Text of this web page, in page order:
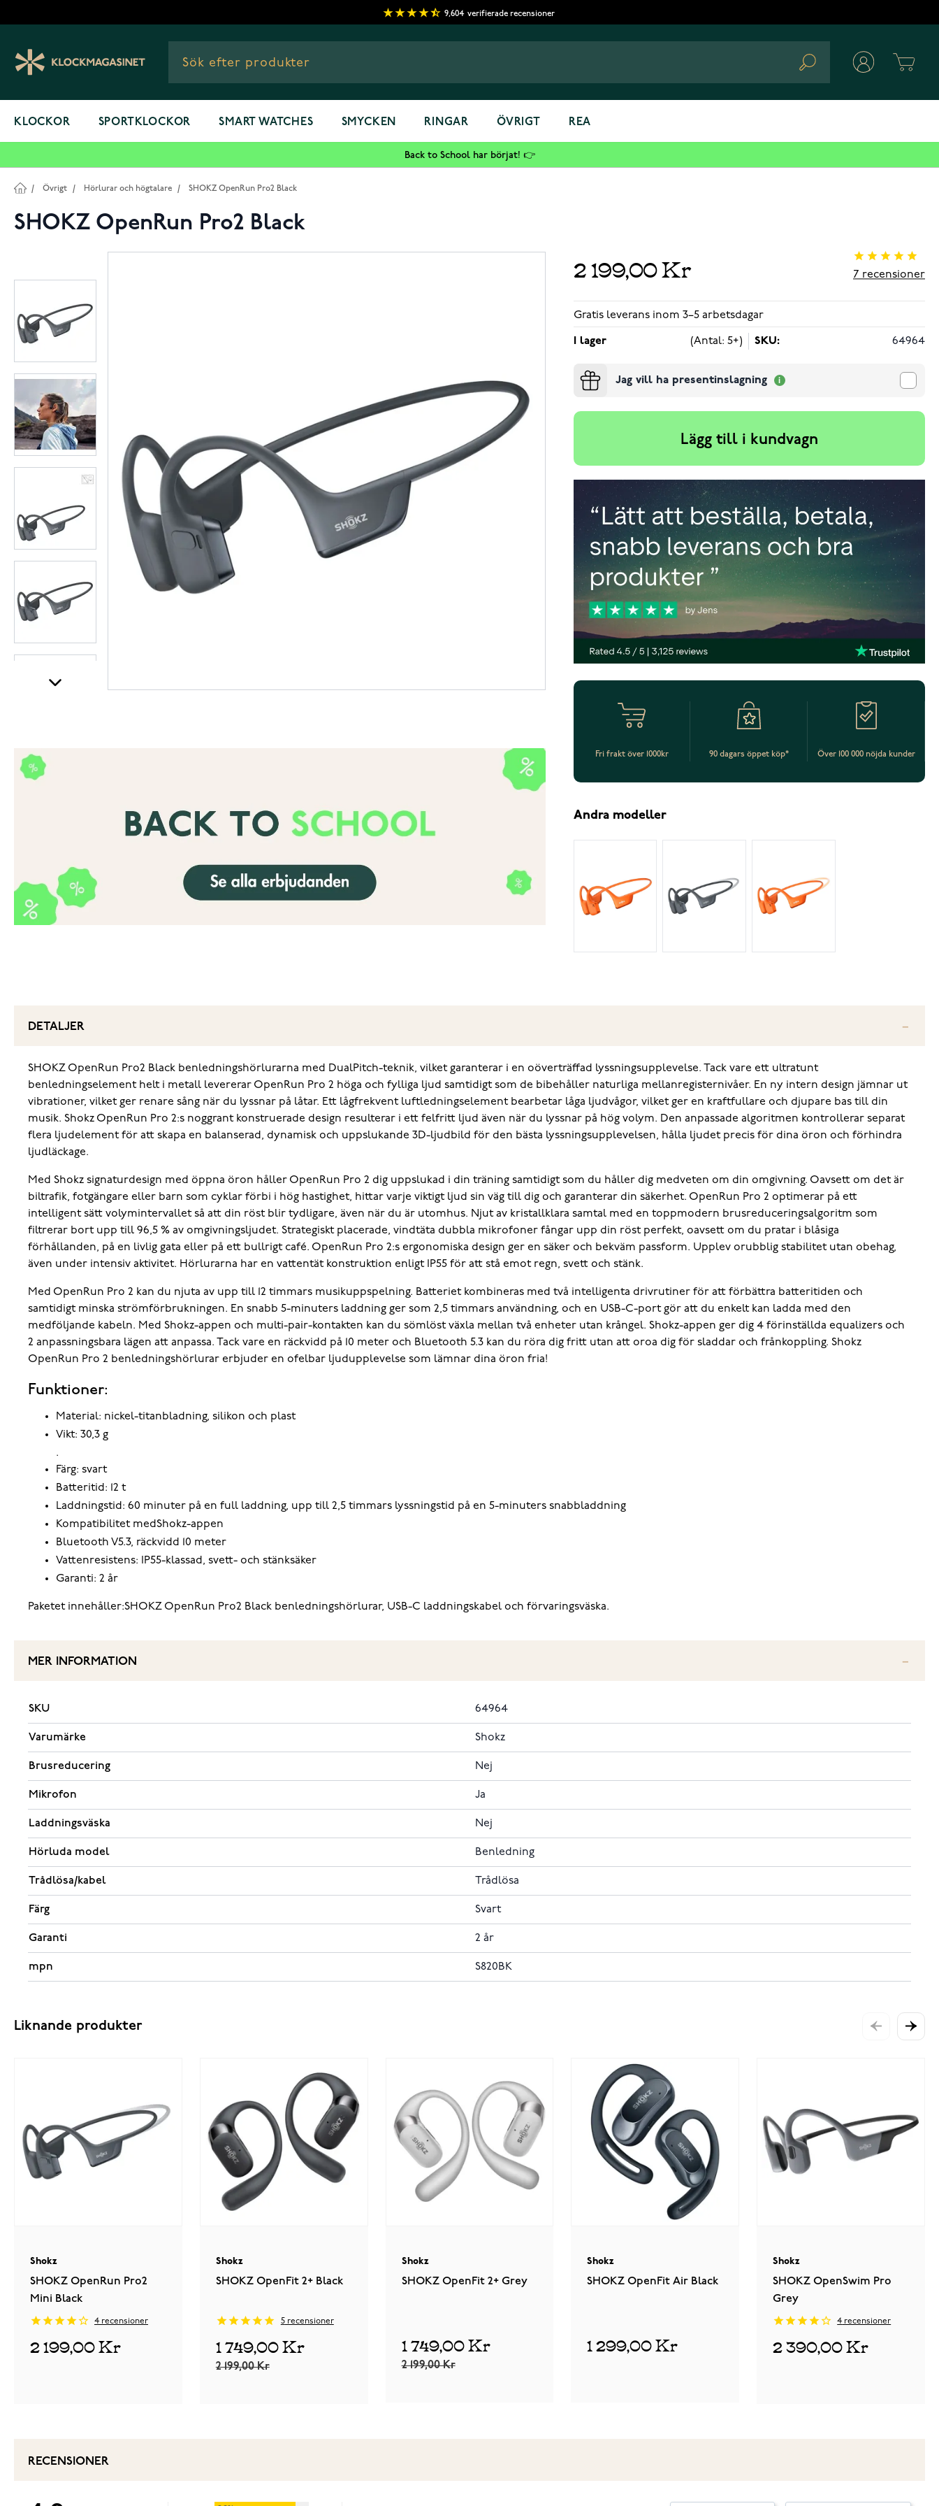
9,604 verifierade recensioner
Search
KLOCKOR SPORTKLOCKOR SMART WATCHES SMYCKEN RINGAR ÖVRIGT REA
Back to School har börjat! 👉
/ Övrigt / Hörlurar och högtalare / SHOKZ OpenRun Pro2 Black
SHOKZ OpenRun Pro2 Black
2 199,00 Kr 7 recensioner
Gratis leverans inom 3–5 arbetsdagar
I lager (Antal: 5+) SKU: 64964
Jag vill ha presentinslagning
Lägg till i kundvagn
Fri frakt över 1000kr 90 dagars öppet köp* Över 100 000 nöjda kunder
Andra modeller
DETALJER
SHOKZ OpenRun Pro2 Black benledningshörlurarna med DualPitch-teknik, vilket garanterar i en oöverträffad lyssningsupplevelse. Tack vare ett ultratunt
benledningselement helt i metall levererar OpenRun Pro 2 höga och fylliga ljud samtidigt som de bibehåller naturliga mellanregisternivåer. En ny intern design jämnar ut
vibrationer, vilket ger renare sång när du lyssnar på låtar. Ett lågfrekvent luftledningselement bearbetar låga ljudvågor, vilket ger en kraftfullare och djupare bas till din
musik. Shokz OpenRun Pro 2:s noggrant konstruerade design resulterar i ett felfritt ljud även när du lyssnar på hög volym. Den anpassade algoritmen kontrollerar separat
flera ljudelement för att skapa en balanserad, dynamisk och uppslukande 3D-ljudbild för den bästa lyssningsupplevelsen, hålla ljudet precis för dina öron och förhindra
ljudläckage.
Med Shokz signaturdesign med öppna öron håller OpenRun Pro 2 dig uppslukad i din träning samtidigt som du håller dig medveten om din omgivning. Oavsett om det är
biltrafik, fotgängare eller barn som cyklar förbi i hög hastighet, hittar varje viktigt ljud sin väg till dig och garanterar din säkerhet. OpenRun Pro 2 optimerar på ett
intelligent sätt volymintervallet så att din röst blir tydligare, även när du är utomhus. Njut av kristallklara samtal med en toppmodern brusreduceringsalgoritm som
filtrerar bort upp till 96,5 % av omgivningsljudet. Strategiskt placerade, vindtäta dubbla mikrofoner fångar upp din röst perfekt, oavsett om du pratar i blåsiga
förhållanden, på en livlig gata eller på ett bullrigt café. OpenRun Pro 2:s ergonomiska design ger en säker och bekväm passform. Upplev orubblig stabilitet utan obehag,
även under intensiv aktivitet. Hörlurarna har en vattentät konstruktion enligt IP55 för att stå emot regn, svett och stänk.
Med OpenRun Pro 2 kan du njuta av upp till 12 timmars musikuppspelning. Batteriet kombineras med två intelligenta drivrutiner för att förbättra batteritiden och
samtidigt minska strömförbrukningen. En snabb 5-minuters laddning ger som 2,5 timmars användning, och en USB-C-port gör att du enkelt kan ladda med den
medföljande kabeln. Med Shokz-appen och multi-pair-kontakten kan du sömlöst växla mellan två enheter utan krångel. Shokz-appen ger dig 4 förinställda equalizers och
2 anpassningsbara lägen att anpassa. Tack vare en räckvidd på 10 meter och Bluetooth 5.3 kan du röra dig fritt utan att oroa dig för sladdar och frånkoppling. Shokz
OpenRun Pro 2 benledningshörlurar erbjuder en ofelbar ljudupplevelse som lämnar dina öron fria!
Funktioner:
Material: nickel-titanbladning, silikon och plast
Vikt: 30,3 g
.
Färg: svart
Batteritid: 12 t
Laddningstid: 60 minuter på en full laddning, upp till 2,5 timmars lyssningstid på en 5-minuters snabbladdning
Kompatibilitet medShokz-appen
Bluetooth V5.3, räckvidd 10 meter
Vattenresistens: IP55-klassad, svett- och stänksäker
Garanti: 2 år
Paketet innehåller:SHOKZ OpenRun Pro2 Black benledningshörlurar, USB-C laddningskabel och förvaringsväska.
MER INFORMATION
SKU 64964
Varumärke Shokz
Brusreducering Nej
Mikrofon Ja
Laddningsväska Nej
Hörluda model Benledning
Trådlösa/kabel Trådlösa
Färg Svart
Garanti 2 år
mpn S820BK
Liknande produkter
Shokz
SHOKZ OpenRun Pro2
Mini Black
4recensioner
2 199,00 Kr
Shokz
SHOKZ OpenFit 2+ Black
5recensioner
1 749,00 Kr
2 199,00 Kr
Shokz
SHOKZ OpenFit 2+ Grey
1 749,00 Kr
2 199,00 Kr
Shokz
SHOKZ OpenFit Air Black
1 299,00 Kr
Shokz
SHOKZ OpenSwim Pro
Grey
4recensioner
2 390,00 Kr
RECENSIONER